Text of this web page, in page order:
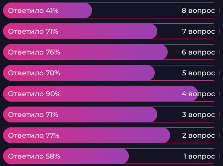
Ответило 41% 8 вопрос
Ответило 41%
Ответило 71% 7 вопрос
Ответило 71%
Ответило 76% 6 вопрос
Ответило 76%
Ответило 70% 5 вопрос
Ответило 70%
Ответило 90% 4 вопрос
Ответило 90%
Ответило 71% 3 вопрос
Ответило 71%
Ответило 77% 2 вопрос
Ответило 77%
Ответило 58% 1 вопрос
Ответило 58%